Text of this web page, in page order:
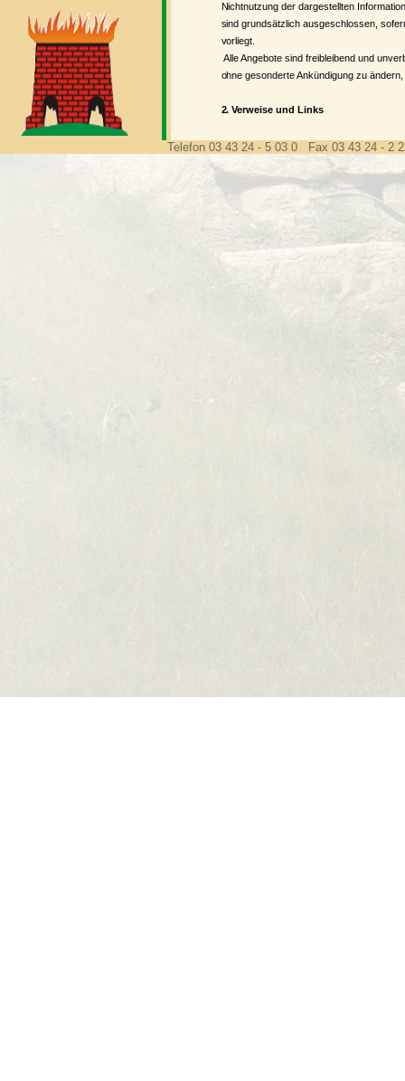
Nichtnutzung der dargestellten
sind grundsätzlich ausgeschlossen,
vorliegt.
Alle Angebote sind freibleibend und
ohne gesonderte Ankündigung zu
2. Verweise und Links
dieser nur dann, wenn er von den
rechtswidriger Inhalte zu verhindern.
verlinkten Seiten frei von illegalen
Gestaltung und auf die Inhalte der
aller gelinkten/verknüpften Seiten, die
Internetangebotes gesetzten Links und
die aus der Nutzung und Nichtnutzung
zu beachten und von ihm selbst
Tondokumente, Videosequenzen oder
Videosequenzen oder Texten in
Telefon 03 43 24 - 5 03 0 Fax 03 43 24 - 2